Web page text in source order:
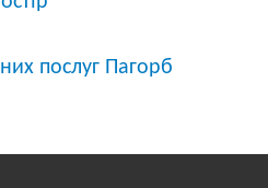
послуг Пагорб